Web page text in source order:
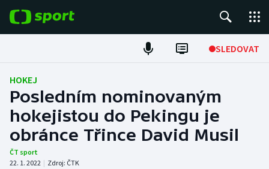
SLEDOVAT
Fotbal
Hokej
Tenis
Atletika
HOKEJ
Posledním nominovaným
hokejistou do Pekingu je
obránce Třince David Musil
ČT sport
22. 1. 2022 | Zdroj: ČTK